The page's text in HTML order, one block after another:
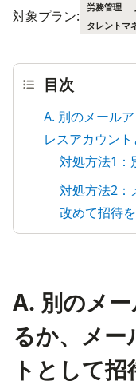
対象プラン:
労務管理
タレントマ
目次
A. 別のメール
レスアカウン
対処方法1：
対処方法2：
改めて招待
A. 別のメ
るか、メ
トとして